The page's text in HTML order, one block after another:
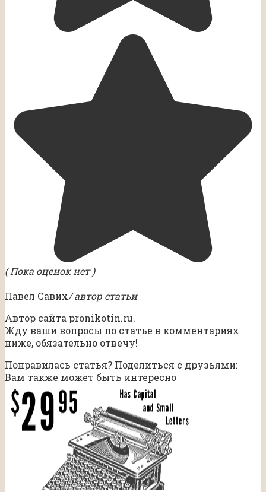
( Пока оценок нет )
Павел Савих/ автор статьи
Автор сайта pronikotin.ru.
Жду ваши вопросы по статье в комментариях
ниже, обязательно отвечу!
Понравилась статья? Поделиться с друзьями:
Вам также может быть интересно